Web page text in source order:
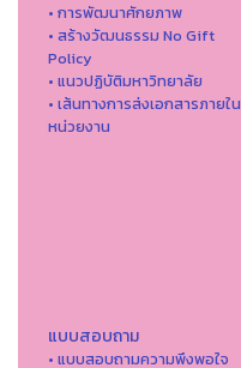
• การพัฒนาศักยภาพ
• สร้างวัฒนธรรม No Gift
Policy
• แนวปฏิบัติมหาวิทยาลัย
• เส้นทางการส่งเอกสารภายใน
หน่วยงาน
แบบสอบถาม
• แบบสอบถามความพึงพอใจ